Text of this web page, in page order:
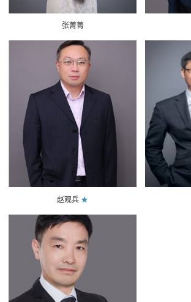
张菁菁
赵观兵 ★